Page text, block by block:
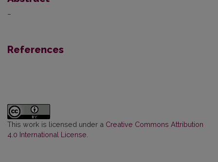
–
References
This work is licensed under a Creative Commons Attribution
4.0 International License